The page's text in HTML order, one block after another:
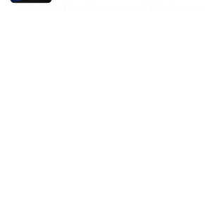
to Free Up Space and Fix Issues